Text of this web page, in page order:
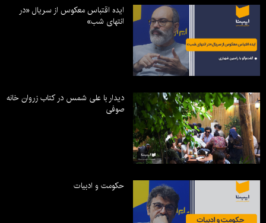
ایده اقتباس معکوس از سریال «در
انتهای شب»
دیدار با علی شمس در کتاب زروان خانه
صوفی
حکومت و ادبیات